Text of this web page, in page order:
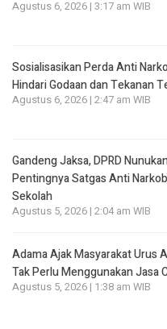
Agustus 6, 2026 | 3:17 am WIB
Sosialisasikan Perda Anti
Hindari Godaan dan Tekanan
Agustus 6, 2026 | 2:47 am WIB
Gandeng Jaksa, DPRD
Pentingnya Satgas Anti
Sekolah
Agustus 5, 2026 | 2:04 am WIB
Adama Ajak Masyarakat Urus
Tak Perlu Menggunakan Jasa
Agustus 5, 2026 | 1:38 am WIB